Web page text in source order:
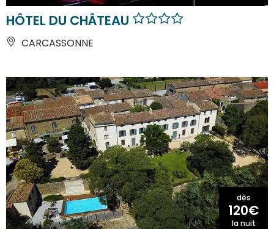
HÔTEL DU CHÂTEAU
CARCASSONNE
dès
120€
la nuit